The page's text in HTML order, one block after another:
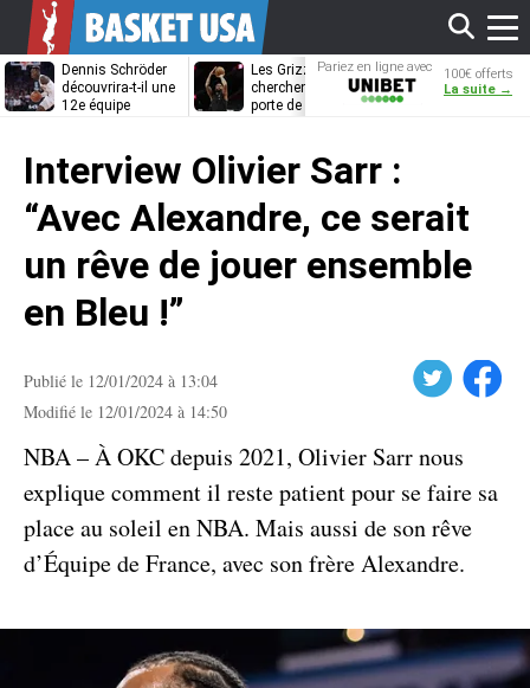
Dennis Schröder
découvrira-t-il une
12e équipe
Les Grizzlies
cherchent déjà une
porte de sortie
Dwane Casey
bientôt coach
Pariez en ligne avec
Unibet
100€ offerts
La suite →
Interview Olivier Sarr :
“Avec Alexandre, ce serait
un rêve de jouer ensemble
en Bleu !”
Publié le 12/01/2024 à 13:04
Modifié le 12/01/2024 à 14:50
Facebook
NBA – À OKC depuis 2021, Olivier Sarr nous
explique comment il reste patient pour se faire sa
place au soleil en NBA. Mais aussi de son rêve
d’Équipe de France, avec son frère Alexandre.